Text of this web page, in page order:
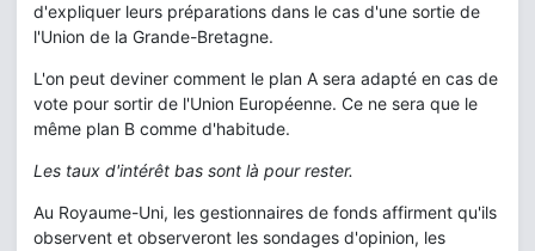
d'expliquer leurs préparations dans le cas d'une sortie de
l'Union de la Grande-Bretagne.
L'on peut deviner comment le plan A sera adapté en cas de
vote pour sortir de l'Union Européenne. Ce ne sera que le
même plan B comme d'habitude.
Les taux d'intérêt bas sont là pour rester.
Au Royaume-Uni, les gestionnaires de fonds affirment qu'ils
observent et observeront les sondages d'opinion, les